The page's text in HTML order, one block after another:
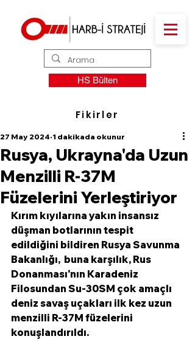
HS Bülten
Fikirler
Rusya, Ukrayna'da Uzun
Menzilli R-37M
Füzelerini Yerleştiriyor
27 May 2024 1 dakikada okunur
Kırım kıyılarına yakın insansız
düşman botlarının tespit
edildiğini bildiren Rusya Savunma
Bakanlığı,  buna karşılık, Rus
Donanması'nın Karadeniz
Filosundan Su-30SM çok amaçlı
deniz savaş uçakları ilk kez uzun
menzilli R-37M füzelerini
konuşlandırıldı.